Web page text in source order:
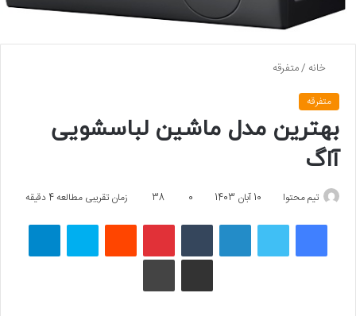
خانه /متفرقه
متفرقه
بهترین مدل ماشین لباسشویی
آاگ
تیم محتوا 10 آبان 1403 0
38 زمان تقریبی مطالعه 4 دقیقه
فیسبوک لینکداین پینتریست اسکایپ
چاپ